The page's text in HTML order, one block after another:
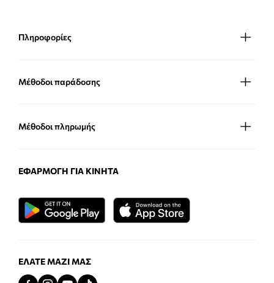
Πληροφορίες
Μέθοδοι παράδοσης
Μέθοδοι πληρωμής
ΕΦΑΡΜΟΓΉ ΓΙΑ ΚΙΝΗΤΆ
ΕΛΆΤΕ ΜΑΖΊ ΜΑΣ